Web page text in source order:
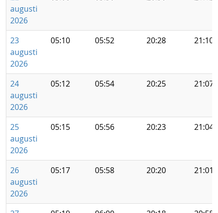
augusti
2026
23
augusti
2026
05:10 05:52 20:28 21:10
24
augusti
2026
05:12 05:54 20:25 21:07
25
augusti
2026
05:15 05:56 20:23 21:04
26
augusti
2026
05:17 05:58 20:20 21:01